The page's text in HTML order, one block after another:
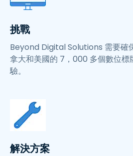
挑戰
Beyond Digital Solutions 需要確
拿大和美國的 7，000 多個數位標
驗。
解決方案